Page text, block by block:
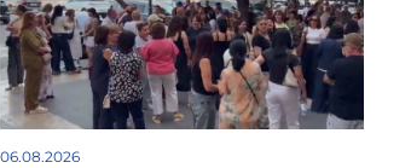
06.08.2026